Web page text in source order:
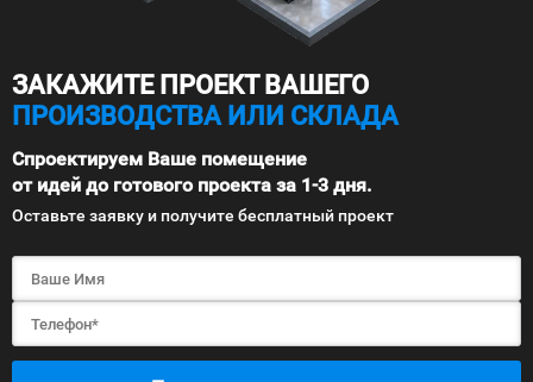
ЗАКАЖИТЕ ПРОЕКТ ВАШЕГО
ПРОИЗВОДСТВА ИЛИ СКЛАДА
Спроектируем Ваше помещение
от идей до готового проекта за 1-3 дня.
Оставьте заявку и получите бесплатный проект